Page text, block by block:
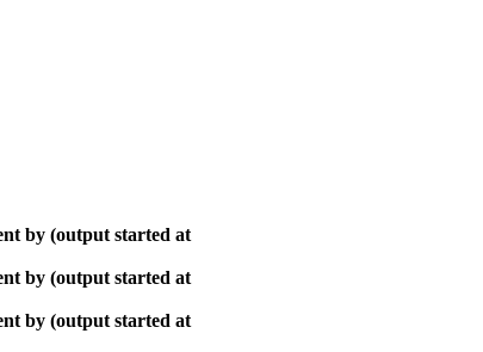
by (output started at
by (output started at
by (output started at